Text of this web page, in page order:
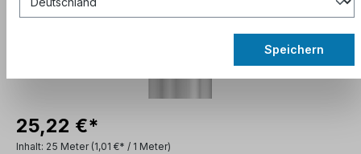
25,22 €*
Inhalt: 25 Meter (1,01 €* / 1 Meter)
Speichern